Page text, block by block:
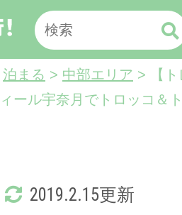
泊まる > 中部エリア > 【
ール宇奈月でトロッコ＆
2019.2.15更新